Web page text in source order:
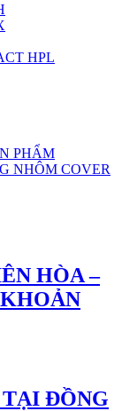
HPL
PHẨM
NHÔM COVER
HÒA –
TẠI ĐỒNG